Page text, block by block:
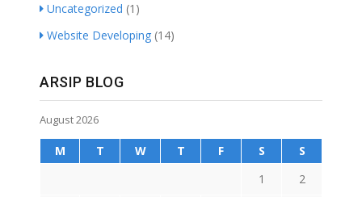
Uncategorized (1)
Website Developing (14)
ARSIP BLOG
August 2026
M T W T F S S
1 2